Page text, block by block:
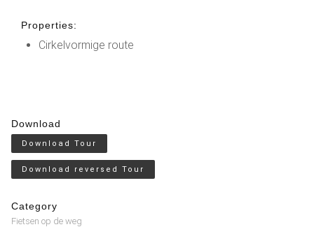
Properties:
Cirkelvormige route
Download
Download Tour
Download reversed Tour
Category
Fietsen op de weg